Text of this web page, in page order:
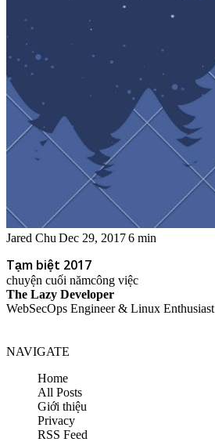
Jared Chu Dec 29, 20176 min
Tạm biệt 2017
chuyện cuối nămcông việc
The Lazy Developer
WebSecOps Engineer & Linux Enthusiast
NAVIGATE
Home
All Posts
Giới thiệu
Privacy
RSS Feed